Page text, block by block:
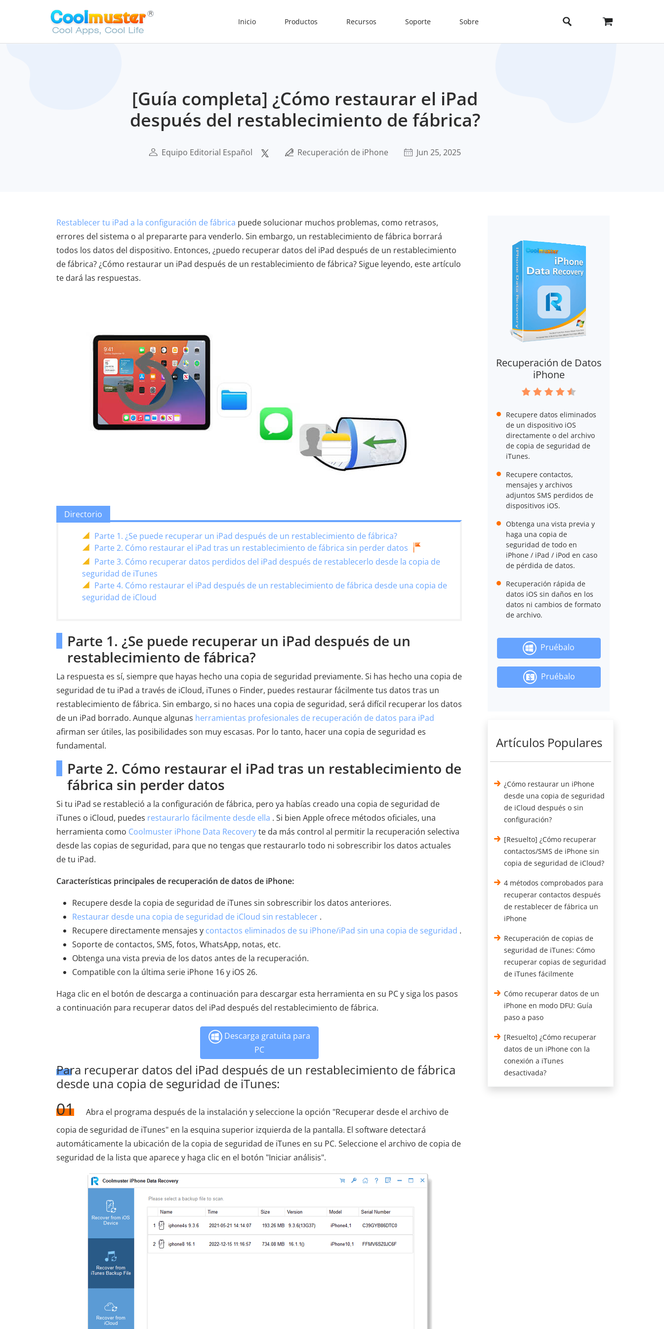
Inicio Productos Recursos Soporte Sobre
[Guía completa] ¿Cómo restaurar el iPad
después del restablecimiento de fábrica?
Equipo Editorial Español Recuperación de iPhone Jun 25, 2025
Restablecer tu iPad a la configuración de fábrica puede solucionar muchos problemas, como retrasos,
errores del sistema o al prepararte para venderlo. Sin embargo, un restablecimiento de fábrica borrará
todos los datos del dispositivo. Entonces, ¿puedo recuperar datos del iPad después de un restablecimiento
de fábrica? ¿Cómo restaurar un iPad después de un restablecimiento de fábrica? Sigue leyendo, este artículo
te dará las respuestas.
Directorio
Parte 1. ¿Se puede recuperar un iPad después de un restablecimiento de fábrica?
Parte 2. Cómo restaurar el iPad tras un restablecimiento de fábrica sin perder datos
Parte 3. Cómo recuperar datos perdidos del iPad después de restablecerlo desde la copia de
seguridad de iTunes
Parte 4. Cómo restaurar el iPad después de un restablecimiento de fábrica desde una copia de
seguridad de iCloud
Parte 1. ¿Se puede recuperar un iPad después de un
restablecimiento de fábrica?
La respuesta es sí, siempre que hayas hecho una copia de seguridad previamente. Si has hecho una copia de
seguridad de tu iPad a través de iCloud, iTunes o Finder, puedes restaurar fácilmente tus datos tras un
restablecimiento de fábrica. Sin embargo, si no haces una copia de seguridad, será difícil recuperar los datos
de un iPad borrado. Aunque algunas herramientas profesionales de recuperación de datos para iPad
afirman ser útiles, las posibilidades son muy escasas. Por lo tanto, hacer una copia de seguridad es
fundamental.
Parte 2. Cómo restaurar el iPad tras un restablecimiento de
fábrica sin perder datos
Si tu iPad se restableció a la configuración de fábrica, pero ya habías creado una copia de seguridad de
iTunes o iCloud, puedes restaurarlo fácilmente desde ella . Si bien Apple ofrece métodos oficiales, una
herramienta como Coolmuster iPhone Data Recoveryte da más control al permitir la recuperación selectiva
desde las copias de seguridad, para que no tengas que restaurarlo todo ni sobrescribir los datos actuales
de tu iPad.
Características principales de recuperación de datos de iPhone:
Recupere desde la copia de seguridad de iTunes sin sobrescribir los datos anteriores.
Restaurar desde una copia de seguridad de iCloud sin restablecer .
Recupere directamente mensajes y contactos eliminados de su iPhone/iPad sin una copia de seguridad .
Soporte de contactos, SMS, fotos, WhatsApp, notas, etc.
Obtenga una vista previa de los datos antes de la recuperación.
Compatible con la última serie iPhone 16 y iOS 26.
Haga clic en el botón de descarga a continuación para descargar esta herramienta en su PC y siga los pasos
a continuación para recuperar datos del iPad después del restablecimiento de fábrica.
Descarga gratuita para
PC
Para recuperar datos del iPad después de un restablecimiento de fábrica
desde una copia de seguridad de iTunes:
01
Abra el programa después de la instalación y seleccione la opción "Recuperar desde el archivo de
copia de seguridad de iTunes" en la esquina superior izquierda de la pantalla. El software detectará
automáticamente la ubicación de la copia de seguridad de iTunes en su PC. Seleccione el archivo de copia de
seguridad de la lista que aparece y haga clic en el botón "Iniciar análisis".
Recuperación de Datos
iPhone
Recupere datos eliminados
de un dispositivo iOS
directamente o del archivo
de copia de seguridad de
iTunes.
Recupere contactos,
mensajes y archivos
adjuntos SMS perdidos de
dispositivos iOS.
Obtenga una vista previa y
haga una copia de
seguridad de todo en
iPhone / iPad / iPod en caso
de pérdida de datos.
Recuperación rápida de
datos iOS sin daños en los
datos ni cambios de formato
de archivo.
Pruébalo
Pruébalo
Artículos Populares
¿Cómo restaurar un iPhone
desde una copia de seguridad
de iCloud después o sin
configuración?
[Resuelto] ¿Cómo recuperar
contactos/SMS de iPhone sin
copia de seguridad de iCloud?
4 métodos comprobados para
recuperar contactos después
de restablecer de fábrica un
iPhone
Recuperación de copias de
seguridad de iTunes: Cómo
recuperar copias de seguridad
de iTunes fácilmente
Cómo recuperar datos de un
iPhone en modo DFU: Guía
paso a paso
[Resuelto] ¿Cómo recuperar
datos de un iPhone con la
conexión a iTunes
desactivada?